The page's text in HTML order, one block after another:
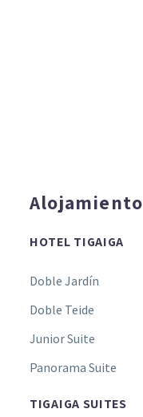
Alojamiento
HOTEL TIGAIGA
Doble Jardín
Doble Teide
Junior Suite
Panorama Suite
TIGAIGA SUITES